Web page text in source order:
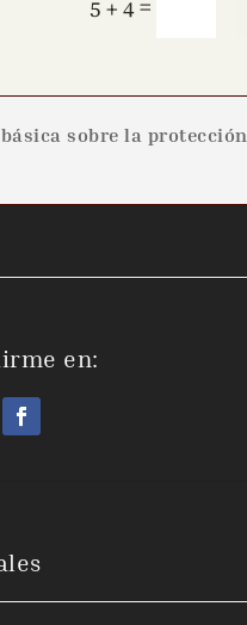
5 + 4=
sobre la protección
en: